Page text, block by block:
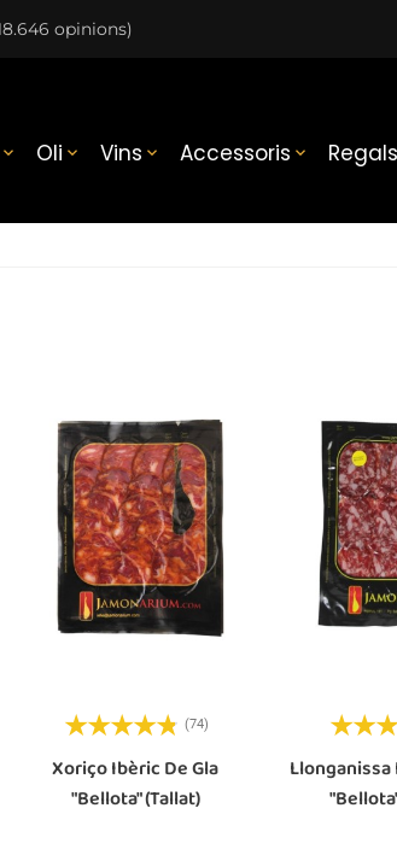
opinions)
 Oli  Vins  Accessoris  Regals
(74)
Xoriço Ibèric De Gla
"bellota" (tallat)
Llonganissa